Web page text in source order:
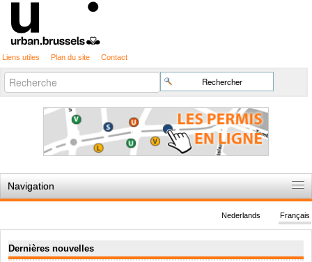
Liens utiles Plan du site Contact
Chercher par
Recherche
avancée…
Navigation
Règles du jeu
Permis d'urbanisme
Français
Nederlands
Dernières nouvelles